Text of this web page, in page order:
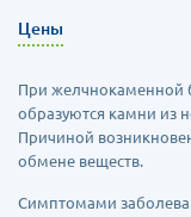
Цены
При желчнокаменной
образуются камни из
Причиной
обмене веществ.
Симптомами